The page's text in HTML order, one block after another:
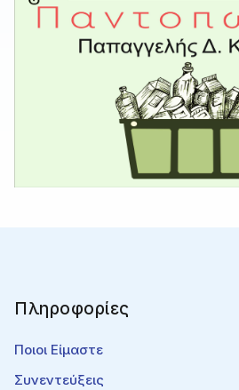
Πληροφορίες
Ποιοι Είμαστε
Συνεντεύξεις